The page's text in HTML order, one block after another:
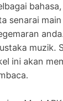
muzik.
ini akan